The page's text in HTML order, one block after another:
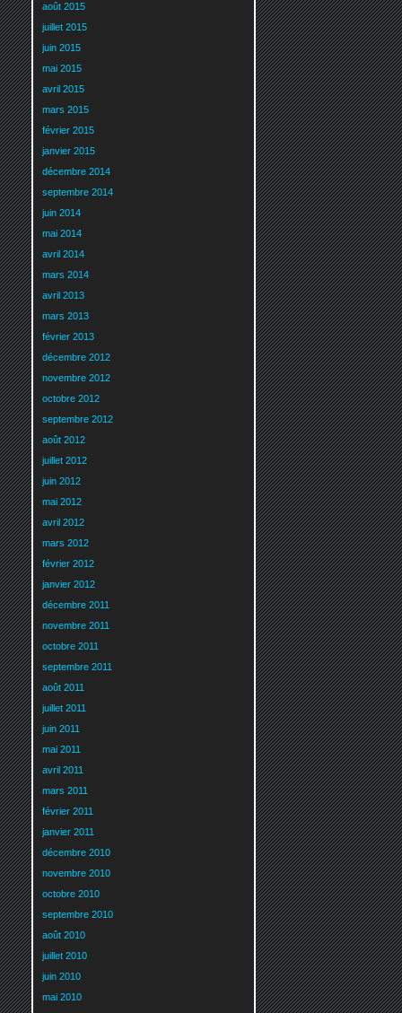
août 2015
juillet 2015
juin 2015
mai 2015
avril 2015
mars 2015
février 2015
janvier 2015
décembre 2014
septembre 2014
juin 2014
mai 2014
avril 2014
mars 2014
avril 2013
mars 2013
février 2013
décembre 2012
novembre 2012
octobre 2012
septembre 2012
août 2012
juillet 2012
juin 2012
mai 2012
avril 2012
mars 2012
février 2012
janvier 2012
décembre 2011
novembre 2011
octobre 2011
septembre 2011
août 2011
juillet 2011
juin 2011
mai 2011
avril 2011
mars 2011
février 2011
janvier 2011
décembre 2010
novembre 2010
octobre 2010
septembre 2010
août 2010
juillet 2010
juin 2010
mai 2010